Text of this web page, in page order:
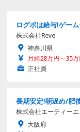
ログボは給与!ゲー
株式会社Reve
神奈川県
月給28万円～35
正社員
長期安定!朝遅め/肥
株式会社エーティー
大阪府